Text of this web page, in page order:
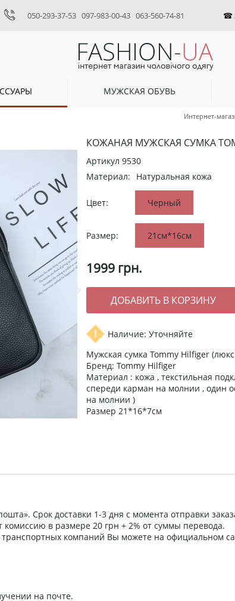
050-293-37-53 097-983-00-43 063-560-74-81
МУЖСКАЯ ОБУВЬ
Интернет-
КОЖАНАЯ МУЖСКАЯ СУМКА
Артикул 9530
Материал:
Натуральная кожа
Цвет: Черный
Размер: 21см*16см
1999 грн.
Наличие: Уточняйте
Мужская сумка Tommy Hilfiger
Бренд: Tommy Hilfiger
Материал : кожа , текстильная
спереди карман на молнии , один
на молнии )
Размер 21*16*7см
Срок доставки 1-3 дня с момента отправки
в размере 20 грн + 2% от суммы перевода.
транспортных компаний Вы можете на официальном
на почте.